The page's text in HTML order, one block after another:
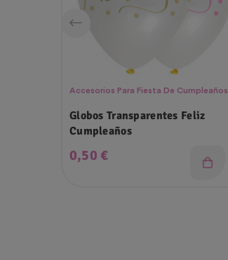
Accesorios Para Fiesta De Cumpleaños
Globos Transparentes Feliz
Cumpleaños
Precio
0,50 €